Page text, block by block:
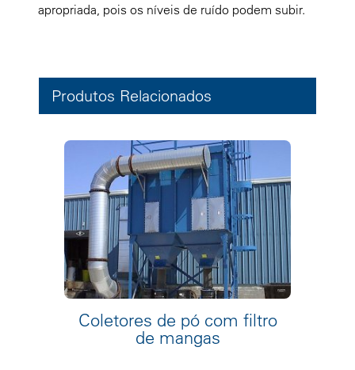
apropriada, pois os níveis de ruído podem subir.
Produtos Relacionados
Coletores de pó com filtro
de mangas